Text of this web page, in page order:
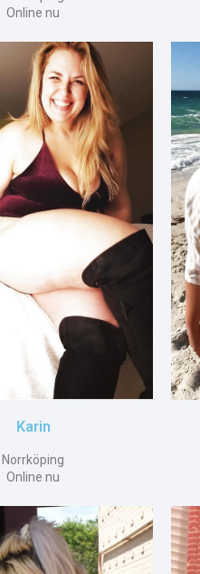
Online nu
Karin
Norrköping
Online nu